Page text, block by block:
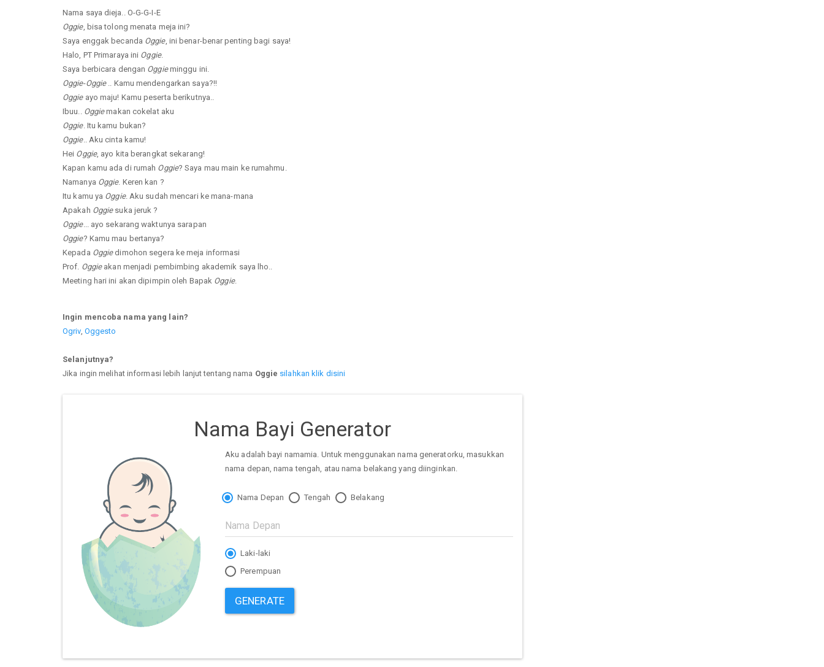
Nama saya dieja.. O-G-G-I-E
Oggie, bisa tolong menata meja ini?
Saya enggak becanda Oggie, ini benar-benar penting bagi saya!
Halo, PT Primaraya ini Oggie.
Saya berbicara dengan Oggieminggu ini.
Oggie-Oggie.. Kamu mendengarkan saya?!!
Oggieayo maju! Kamu peserta berikutnya..
Ibuu.. Oggiemakan cokelat aku
Oggie. Itu kamu bukan?
Oggie.. Aku cinta kamu!
Hei Oggie, ayo kita berangkat sekarang!
Kapan kamu ada di rumah Oggie? Saya mau main ke rumahmu.
Namanya Oggie. Keren kan ?
Itu kamu ya Oggie. Aku sudah mencari ke mana-mana
Apakah Oggiesuka jeruk ?
Oggie... ayo sekarang waktunya sarapan
Oggie? Kamu mau bertanya?
Kepada Oggiedimohon segera ke meja informasi
Prof. Oggieakan menjadi pembimbing akademik saya lho..
Meeting hari ini akan dipimpin oleh Bapak Oggie.
Ingin mencoba nama yang lain?
Ogriv, Oggesto
Selanjutnya?
Jika ingin melihat informasi lebih lanjut tentang nama Oggie silahkan klik disini
Nama Bayi Generator
Aku adalah bayi namamia. Untuk menggunakan nama generatorku, masukkan
nama depan, nama tengah, atau nama belakang yang diinginkan.
Nama Depan Tengah Belakang
Laki-laki
Perempuan
GENERATE